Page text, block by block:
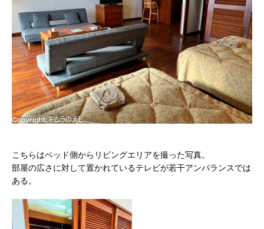
こちらはベッド側からリビングエリアを撮った写真。
部屋の広さに対して置かれているテレビが若干アンバランスでは
ある。